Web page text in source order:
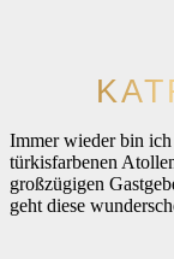
Immer wieder bin ich
türkisfarbenen
großzügigen
geht diese